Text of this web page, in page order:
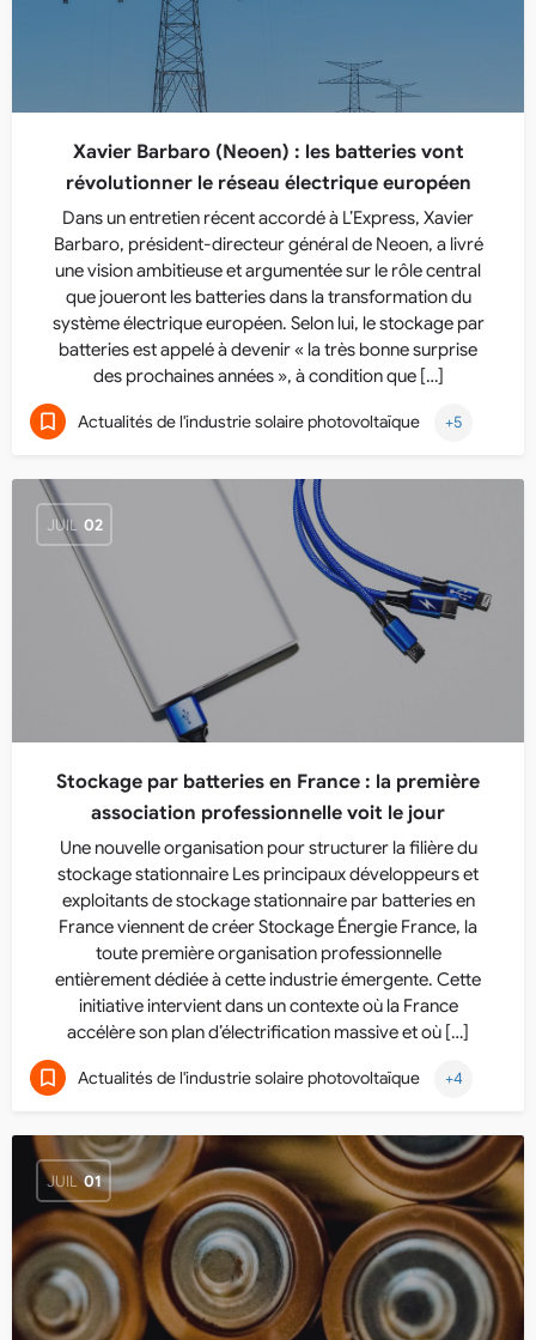
Xavier Barbaro (Neoen) : les batteries vont
révolutionner le réseau électrique européen
Dans un entretien récent accordé à L’Express, Xavier
Barbaro, président-directeur général de Neoen, a livré
une vision ambitieuse et argumentée sur le rôle central
que joueront les batteries dans la transformation du
système électrique européen. Selon lui, le stockage par
batteries est appelé à devenir « la très bonne surprise
des prochaines années », à condition que […]
Actualités de l'industrie solaire photovoltaïque +5
JUIL 02
Stockage par batteries en France : la première
association professionnelle voit le jour
Une nouvelle organisation pour structurer la filière du
stockage stationnaire Les principaux développeurs et
exploitants de stockage stationnaire par batteries en
France viennent de créer Stockage Énergie France, la
toute première organisation professionnelle
entièrement dédiée à cette industrie émergente. Cette
initiative intervient dans un contexte où la France
accélère son plan d’électrification massive et où […]
Actualités de l'industrie solaire photovoltaïque +4
JUIL 01